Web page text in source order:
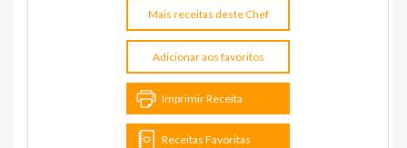
Mais receitas deste Chef
Adicionar aos favoritos
Imprimir Receita
Receitas Favoritas